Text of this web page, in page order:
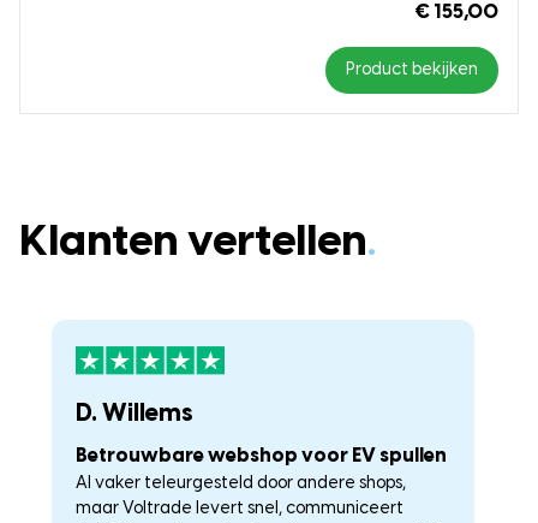
€ 155,00
Product bekijken
Klanten vertellen.
D. Willems
Betrouwbare webshop voor EV spullen
Al vaker teleurgesteld door andere shops,
maar Voltrade levert snel, communiceert